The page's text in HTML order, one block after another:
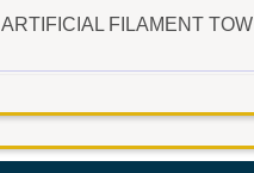
ARTIFICIAL FILAMENT TOW